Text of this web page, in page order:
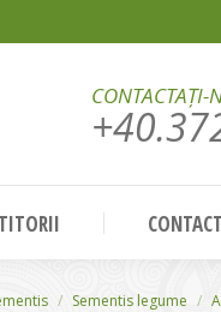
CONTACTAȚI-
CONTACT
Sementis legume